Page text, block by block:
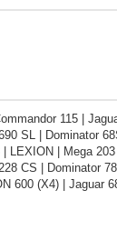
115 |
SL | Dominator
| Mega 203
CS | Dominator
600 (X4) | Jaguar